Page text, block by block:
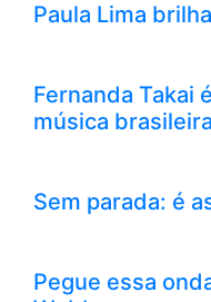
Paula Lima
Fernanda Takai
música brasileira
Sem parada: é
Pegue essa